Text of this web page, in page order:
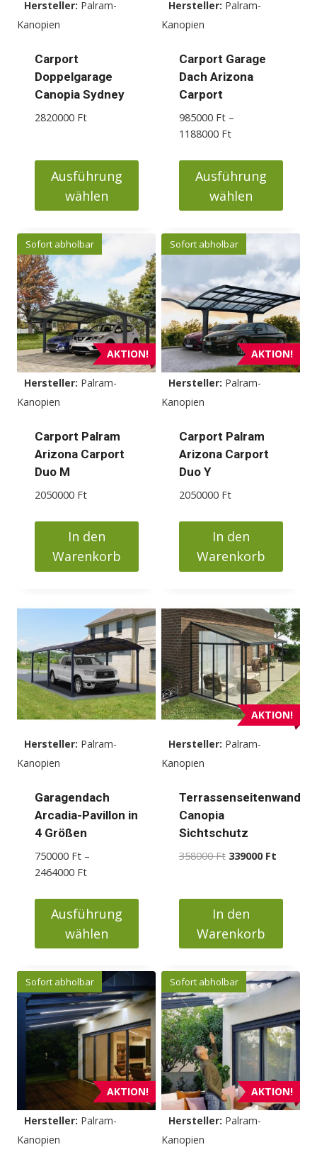
auf
der
Produktseite
gewählt
werden
Hersteller: Palram-
Kanopien
Carport
Doppelgarage
Canopia Sydney
2820000 Ft
Ausführung
wählen
Produkt
weist
mehrere
Varianten
auf.
Die
Optionen
können
auf
der
Produktseite
gewählt
werden
Hersteller: Palram-
Kanopien
Carport Garage
Dach Arizona
Carport
985000 Ft –
1188000 FtPreisspanne:
bis
1188000 Ft
Ausführung
wählen
Produkt
weist
mehrere
Varianten
auf.
Die
Optionen
können
auf
der
Produktseite
gewählt
werden
AKTION!
Sofort abholbar
Hersteller: Palram-
Kanopien
Carport Palram
Arizona Carport
Duo M
2050000 Ft
In den
Warenkorb
AKTION!
Sofort abholbar
Hersteller: Palram-
Kanopien
Carport Palram
Arizona Carport
Duo Y
2050000 Ft
In den
Warenkorb
Hersteller: Palram-
Kanopien
Garagendach
Arcadia-Pavillon in
4 Größen
750000 Ft –
2464000 FtPreisspanne:
bis
2464000 Ft
Ausführung
wählen
Produkt
weist
mehrere
Varianten
auf.
Die
Optionen
können
auf
der
AKTION!
Hersteller: Palram-
Kanopien
Terrassenseitenwand
Canopia
Sichtschutz
358000Ft Ursprünglicher
358000 Ft
339000 FtAktueller
339000
In den
Warenkorb
AKTION!
Sofort abholbar
Hersteller: Palram-
Kanopien
AKTION!
Sofort abholbar
Hersteller: Palram-
Kanopien